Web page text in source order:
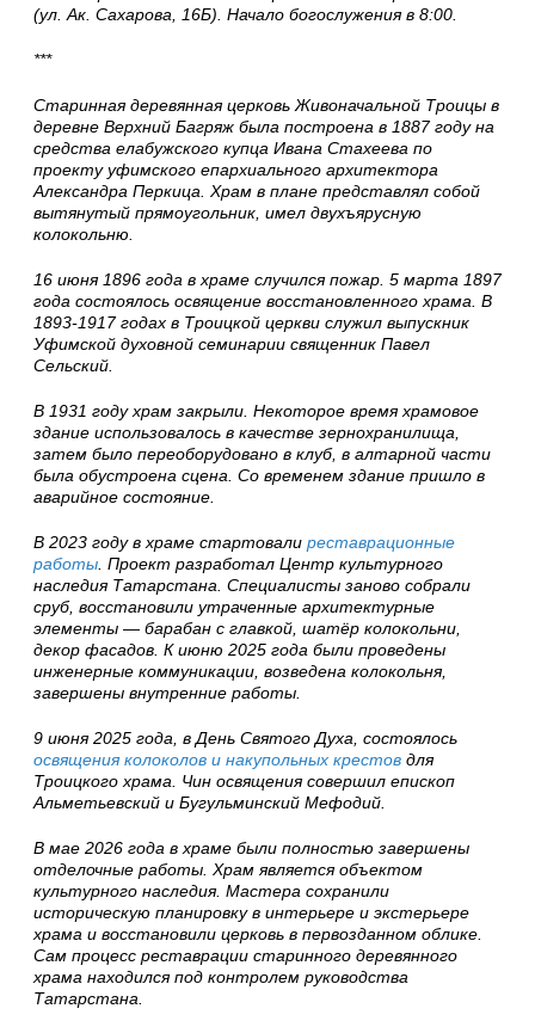
(ул. Ак. Сахарова, 16Б). Начало богослужения в 8:00.
***
Старинная деревянная церковь Живоначальной Троицы в
деревне Верхний Багряж была построена в 1887 году на
средства елабужского купца Ивана Стахеева по
проекту уфимского епархиального архитектора
Александра Перкица. Храм в плане представлял собой
вытянутый прямоугольник, имел двухъярусную
колокольню.
16 июня 1896 года в храме случился пожар. 5 марта 1897
года состоялось освящение восстановленного храма. В
1893-1917 годах в Троицкой церкви служил выпускник
Уфимской духовной семинарии священник Павел
Сельский.
В 1931 году храм закрыли. Некоторое время храмовое
здание использовалось в качестве зернохранилища,
затем было переоборудовано в клуб, в алтарной части
была обустроена сцена. Со временем здание пришло в
аварийное состояние.
В 2023 году в храме стартовали реставрационные
работы Проект разработал Центр культурного
наследия Татарстана. Специалисты заново собрали
сруб, восстановили утраченные архитектурные
элементы — барабан с главкой, шатёр колокольни,
декор фасадов. К июню 2025 года были проведены
инженерные коммуникации, возведена колокольня,
завершены внутренние работы.
9 июня 2025 года, в День Святого Духа, состоялось
освящения колоколов и накупольных крестов для
Троицкого храма. Чин освящения совершил епископ
Альметьевский и Бугульминский Мефодий.
В мае 2026 года в храме были полностью завершены
отделочные работы. Храм является объектом
культурного наследия. Мастера сохранили
историческую планировку в интерьере и экстерьере
храма и восстановили церковь в первозданном облике.
Сам процесс реставрации старинного деревянного
храма находился под контролем руководства
Татарстана.